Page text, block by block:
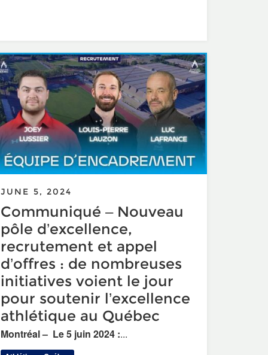
physiologiques sur les performances sportives entre
Régionale
à mettre en place en vue d’un demi-marathon ou d’un
JUNE 5, 2024
Communiqué – Nouveau
pôle d’excellence,
recrutement et appel
d’offres : de nombreuses
initiatives voient le jour
pour soutenir l’excellence
athlétique au Québec
Montréal – Le 5 juin 2024 :...